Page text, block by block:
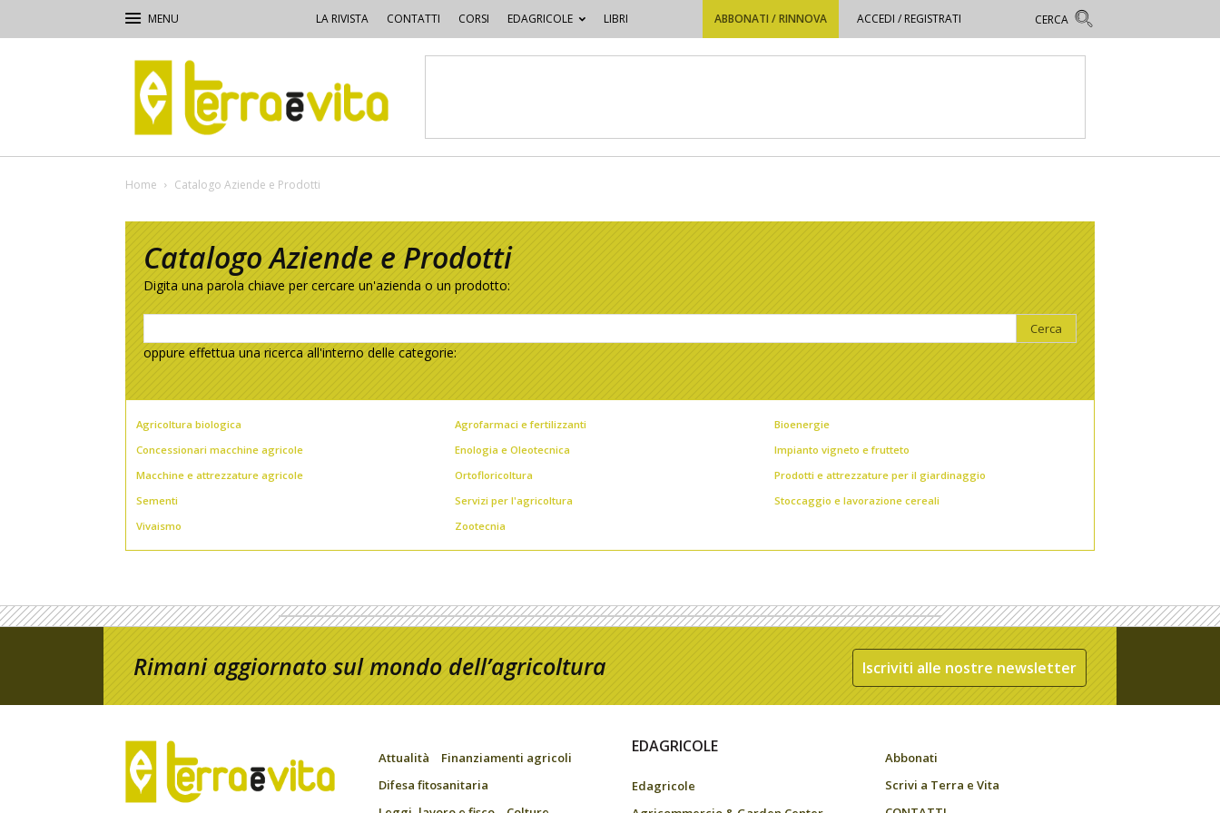
LA RIVISTA CONTATTI CORSI EDAGRICOLE LIBRI ABBONATI / RINNOVA ACCEDI / REGISTRATI
e
Vita
Home Catalogo Aziende e Prodotti
Catalogo Aziende e Prodotti
Digita una parola chiave per cercare un'azienda o un prodotto:
oppure effettua una ricerca all'interno delle categorie:
Agricoltura biologica Agrofarmaci e fertilizzanti
Bioenergie
Concessionari macchine agricole
Enologia e Oleotecnica
Impianto vigneto e frutteto
Macchine e attrezzature agricole
Ortofloricoltura
Prodotti e attrezzature per il giardinaggio
Sementi
Servizi per l'agricoltura
Stoccaggio e lavorazione cereali
Vivaismo
Zootecnia
Rimani aggiornato sul mondo dell’agricoltura Iscriviti alle nostre newsletter
Attualità
Finanziamenti agricoli
Difesa fitosanitaria
EDAGRICOLE
Edagricole
Abbonati
Scrivi a Terra e Vita